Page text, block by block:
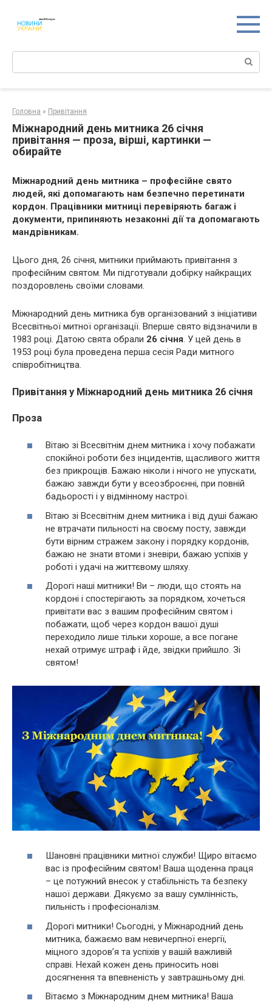
контенту
Поиск:
Головна » Привітання
Міжнародний день митника 26 січня
привітання — проза, вірші, картинки —
обирайте
Міжнародний день митника – професійне свято
людей, які допомагають нам безпечно перетинати
кордон. Працівники митниці перевіряють багаж і
документи, припиняють незаконні дії та допомагають
мандрівникам.
Цього дня, 26 січня, митники приймають привітання з
професійним святом. Ми підготували добірку найкращих
поздоровлень своїми словами.
Міжнародний день митника був організований з ініціативи
Всесвітньої митної організації. Вперше свято відзначили в
1983 році. Датою свята обрали 26 січня. У цей день в
1953 році була проведена перша сесія Ради митного
співробітництва.
Привітання у Міжнародний день митника 26 січня
Проза
Вітаю зі Всесвітнім днем митника і хочу побажати
спокійної роботи без інцидентів, щасливого життя
без прикрощів. Бажаю ніколи і нічого не упускати,
бажаю завжди бути у всеозброєнні, при повній
бадьорості і у відмінному настрої.
Вітаю зі Всесвітнім днем митника і від душі бажаю
не втрачати пильності на своєму посту, завжди
бути вірним стражем закону і порядку кордонів,
бажаю не знати втоми і зневіри, бажаю успіхів у
роботі і удачі на життєвому шляху.
Дорогі наші митники! Ви – люди, що стоять на
кордоні і спостерігають за порядком, хочеться
привітати вас з вашим професійним святом і
побажати, щоб через кордон вашої душі
переходило лише тільки хороше, а все погане
нехай отримує штраф і йде, звідки прийшло. Зі
святом!
Шановні працівники митної служби! Щиро вітаємо
вас із професійним святом! Ваша щоденна праця
– це потужний внесок у стабільність та безпеку
нашої держави. Дякуємо за вашу сумлінність,
пильність і професіоналізм.
Дорогі митники! Сьогодні, у Міжнародний день
митника, бажаємо вам невичерпної енергії,
міцного здоров’я та успіхів у вашій важливій
справі. Нехай кожен день приносить нові
досягнення та впевненість у завтрашньому дні.
Вітаємо з Міжнародним днем митника! Ваша